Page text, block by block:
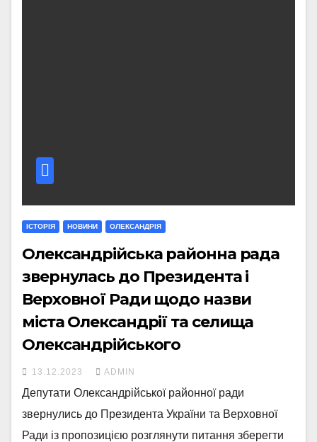
ІСТОРІЯ НОВИНИ ОЛЕКСАНДРІЯ
Олександрійська районна рада
звернулась до Президента і
Верховної Ради щодо назви
міста Олександрії та селища
Олександрійського
13.12.2023 ADMIN
Депутати Олександрійської районної ради
звернулись до Президента України та Верховної
Ради із пропозицією розглянути питання зберегти